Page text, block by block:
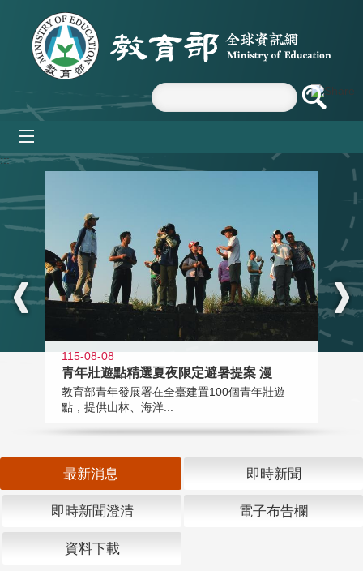
跳到主要內容區塊
:::
115-08-08
青年壯遊點精選夏夜限定避暑提案 漫
教育部青年發展署在全臺建置100個青年壯遊
點，提供山林、海洋...
最新消息 即時新聞
即時新聞澄清 電子布告欄
資料下載